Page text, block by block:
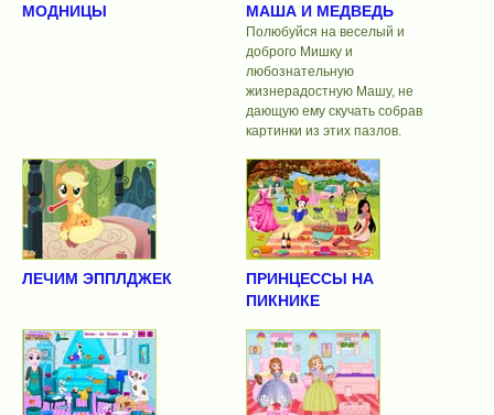
МОДНИЦЫ МАША И МЕДВЕДЬ
Полюбуйся на веселый и
доброго Мишку и
любознательную
жизнерадостную Машу, не
дающую ему скучать собрав
картинки из этих пазлов.
ЛЕЧИМ ЭППЛДЖЕК
ПРИНЦЕССЫ НА
ПИКНИКЕ